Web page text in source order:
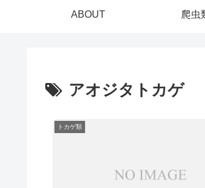
ABOUT 爬虫
アオジタトカゲ
トカゲ類